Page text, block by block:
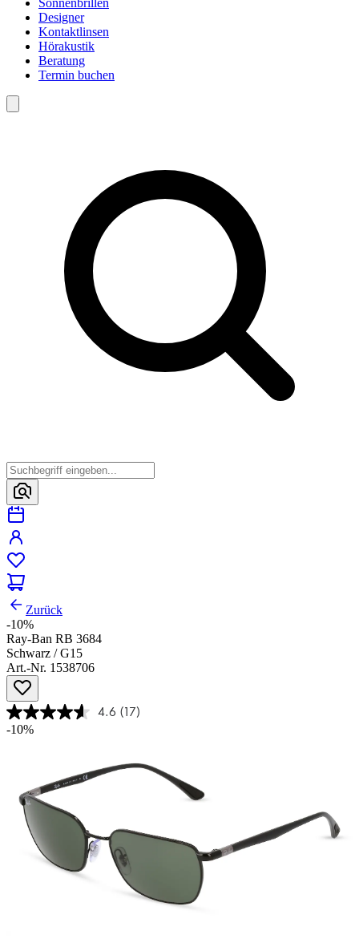
Sonnenbrillen
Designer
Kontaktlinsen
Hörakustik
Beratung
Termin buchen
Zurück
-10%
Ray-Ban RB 3684
Schwarz / G15
Art.-Nr. 1538706
4.6 (17)
-10%